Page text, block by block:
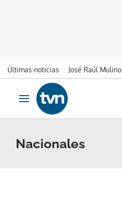
Últimas noticias José Raúl Mulino
Ir al contenido
Obrir navegació
Nacionales